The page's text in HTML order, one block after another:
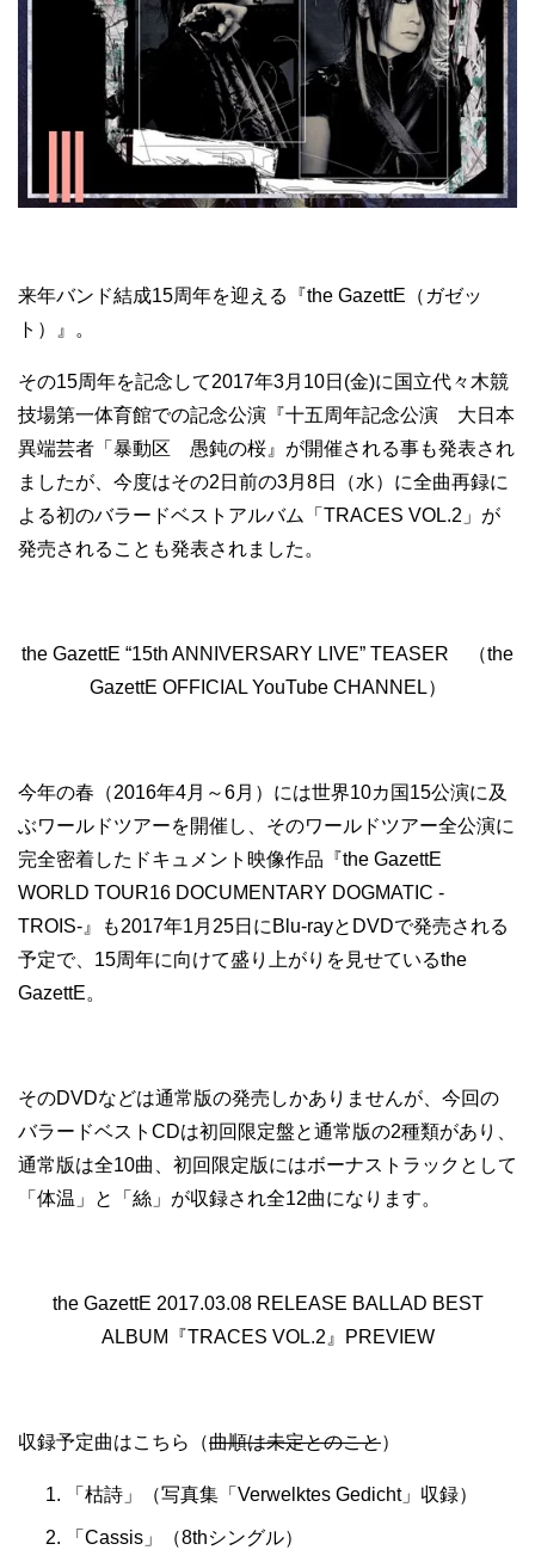
来年バンド結成15周年を迎える『the GazettE（ガゼッ
ト）』。
その15周年を記念して2017年3月10日(金)に国立代々木競
技場第一体育館での記念公演『十五周年記念公演 大日本
異端芸者「暴動区 愚鈍の桜』が開催される事も発表され
ましたが、今度はその2日前の3月8日（水）に全曲再録に
よる初のバラードベストアルバム「TRACES VOL.2」が
発売されることも発表されました。
the GazettE “15th ANNIVERSARY LIVE” TEASER （the
GazettE OFFICIAL YouTube CHANNEL）
今年の春（2016年4月～6月）には世界10カ国15公演に及
ぶワールドツアーを開催し、そのワールドツアー全公演に
完全密着したドキュメント映像作品『the GazettE
WORLD TOUR16 DOCUMENTARY DOGMATIC -
TROIS-』も2017年1月25日にBlu-rayとDVDで発売される
予定で、15周年に向けて盛り上がりを見せているthe
GazettE。
そのDVDなどは通常版の発売しかありませんが、今回の
バラードベストCDは初回限定盤と通常版の2種類があり、
通常版は全10曲、初回限定版にはボーナストラックとして
「体温」と「絲」が収録され全12曲になります。
the GazettE 2017.03.08 RELEASE BALLAD BEST
ALBUM『TRACES VOL.2』PREVIEW
収録予定曲はこちら（曲順は未定とのこと）
「枯詩」（写真集「Verwelktes Gedicht」収録）
「Cassis」（8thシングル）